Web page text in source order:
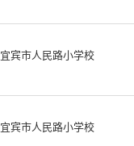
宜宾市人民路小学校
宜宾市人民路小学校